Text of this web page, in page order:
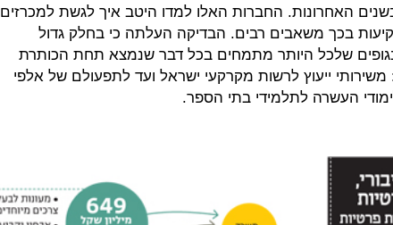
והאיץ בשנים האחרונות. החברות האלו למדו היטב איך לגשת למכרזים
בכך משאבים רבים. הבדיקה העלתה כי בחלק גדול
שלכל היותר מתמחים בכל דבר שנמצא תחת הכותרת
ייעוץ לרשות מקרקעי ישראל ועד לתפעולם של אלפי
העשרה לתלמידי בתי הספר.